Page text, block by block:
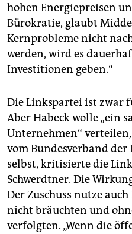
hohen Energiepreisen
Bürokratie, glaubt
Kernprobleme nicht
werden, wird es
Investitionen geben.“
Die Linkspartei ist zwar
Aber Habeck wolle „ein
Unternehmen“
vom Bundesverband
selbst, kritisierte die
Schwerdtner. Die
Der Zuschuss nutze
nicht bräuchten und
verfolgten. „Wenn die